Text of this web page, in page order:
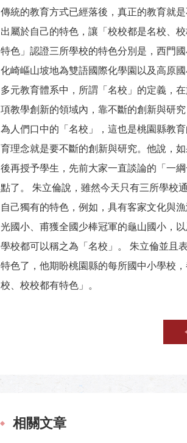
傳統的教育方式已經落後，真正的教育就
出屬於自己的特色，讓「校校都是名校、
特色」認證三所學校的特色分別是，西門
化崎嶇山坡地為雙語國際化學園以及高原
多元教育體系中，所謂「名校」的定義，
項教學創新的領域內，靠不斷的創新與研
為人們口中的「名校」，這也是桃園縣教
育理念就是要不斷的創新與研究。他說，
後再授予學生，先前大家一直談論的「一
點了。 朱立倫說，雖然今天只有三所學校
自己獨有的特色，例如，具有客家文化與
光國小、甫獲全國少棒冠軍的龜山國小，
學校都可以稱之為「名校」。 朱立倫並且
特色了，他期盼桃園縣的每所國中小學校
校、校校都有特色」。
相關文章